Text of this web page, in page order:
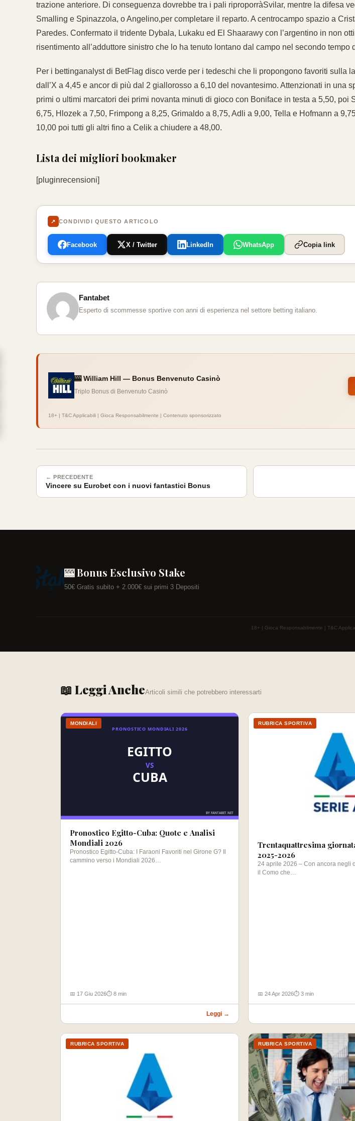
trazione anteriore. Di conseguenza dovrebbe tra i pali riproporràSvilar, mentre la difesa
Smalling e Spinazzola, o Angelino,per completare il reparto. A centrocampo spazio a
Paredes. Confermato il tridente Dybala, Lukaku ed El Shaarawy con l’argentino in non
risentimento all’adduttore sinistro che lo ha tenuto lontano dal campo nel secondo tempo
Per i bettinganalyst di BetFlag disco verde per i tedeschi che li propongono favoriti sulla
dall’X a 4,45 e ancor di più dal 2 giallorosso a 6,10 del novantesimo. Attenzionati in una
primi o ultimi marcatori dei primi novanta minuti di gioco con Boniface in testa a 5,50, poi
6,75, Hlozek a 7,50, Frimpong a 8,25, Grimaldo a 8,75, Adli a 9,00, Tella e Hofmann a
10,00 poi tutti gli altri fino a Celik a chiudere a 48,00.
Lista dei migliori bookmaker
[pluginrecensioni]
↗ CONDIVIDI QUESTO ARTICOLO
Facebook X / Twitter LinkedIn WhatsApp Copia link
Fantabet
Esperto di scommesse sportive con anni di esperienza nel settore betting italiano.
🎰 William Hill — Bonus Benvenuto Casinò
Triplo Bonus di Benvenuto Casinò
18+ | T&C Applicabili | Gioca Responsabilmente | Contenuto sponsorizzato
← PRECEDENTE
Vincere su Eurobet con i nuovi fantastici Bonus
🎰 Bonus Esclusivo Stake
50€ Gratis subito + 2.000€ sui primi 3 Depositi
18+ | Gioca Responsabilmente | T&C
📖 Leggi AncheArticoli simili che potrebbero interessarti
MONDIALI
Pronostico Egitto-Cuba: Quote e Analisi
Mondiali 2026
Pronostico Egitto-Cuba: I Faraoni Favoriti nel Girone G? Il
cammino verso i Mondiali 2026…
📅 17 Giu 2026⏱ 8 min
Leggi →
RUBRICA SPORTIVA
Trentaquattresima
2025-2026
24 aprile 2026 – Con ancora negli
il Como che…
📅 24 Apr 2026⏱ 3 min
RUBRICA SPORTIVA RUBRICA SPORTIVA